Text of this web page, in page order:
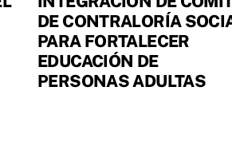
DE CONTRALORÍA
PARA FORTALECER
EDUCACIÓN DE
PERSONAS ADULTAS